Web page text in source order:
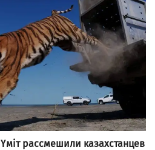
рассмешили казахстанцев